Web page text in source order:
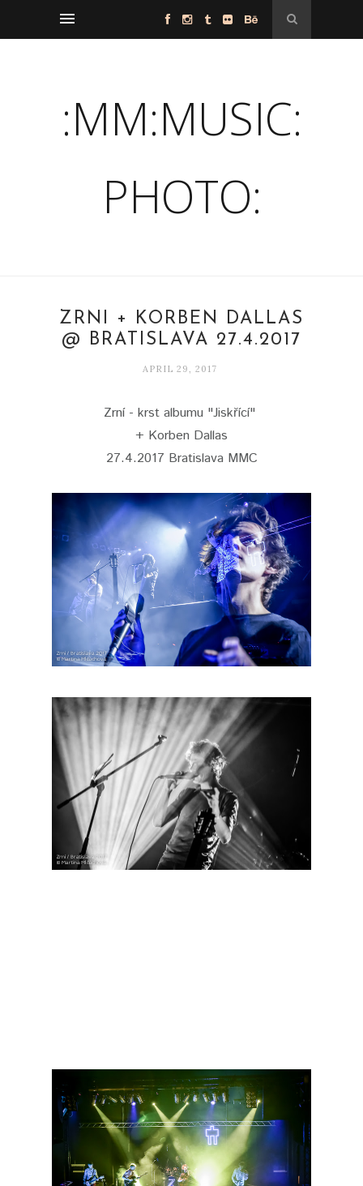
:MM:MUSIC:
PHOTO:
ZRNÍ + KORBEN DALLAS
@ BRATISLAVA 27.4.2017
APRIL 29, 2017
Zrní - krst albumu "Jiskřící"
+ Korben Dallas
27.4.2017 Bratislava MMC